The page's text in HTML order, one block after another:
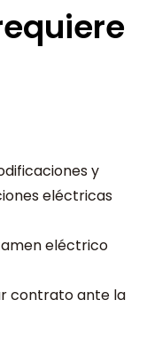
y
eléctricas
eléctrico
contrato ante la